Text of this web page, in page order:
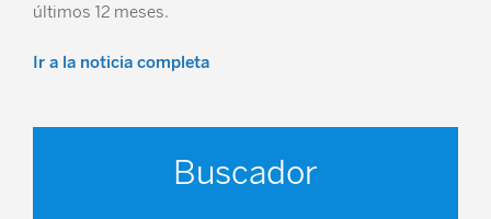
últimos 12 meses.
Ir a la noticia completa
Buscador